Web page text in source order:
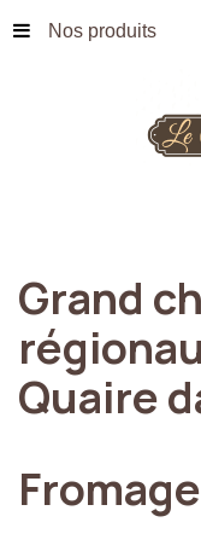
Nos produits
Grand
Quaire